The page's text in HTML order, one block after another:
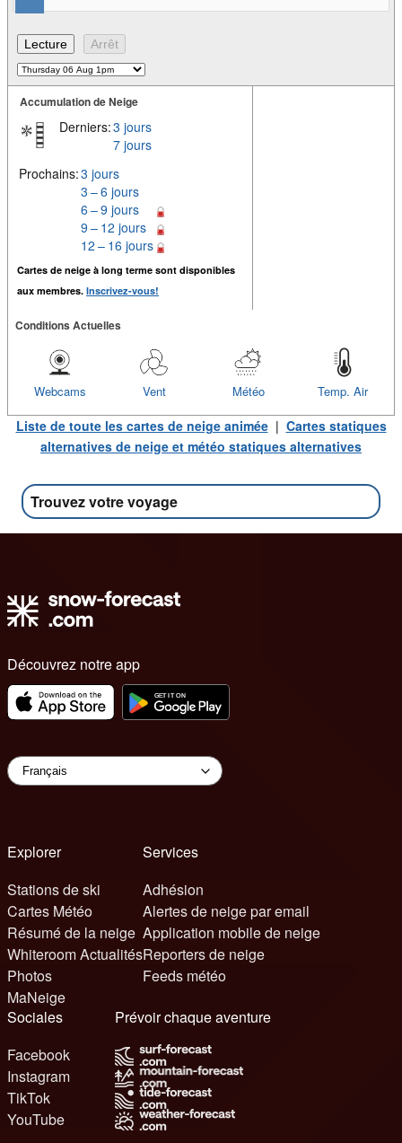
Accumulation de Neige
Derniers:3 jours
7 jours
Prochains:3 jours
3 – 6 jours
6 – 9 jours
9 – 12 jours
12 – 16 jours
Cartes de neige à long terme sont disponibles
aux membres. Inscrivez-vous!
Conditions Actuelles
Temp. Air
Météo
Vent
Webcams
Liste de toute les cartes de neige animée| Cartes statiques
alternatives de neige et météo statiques alternatives
Trouvez votre voyage
Découvrez notre app
Explorer
Stations de ski
Cartes Météo
Résumé de la neige
Whiteroom Actualités
Photos
MaNeige
Services
Adhésion
Alertes de neige par email
Application mobile de neige
Reporters de neige
Feeds météo
Sociales
Facebook
Instagram
TikTok
YouTube
Prévoir chaque aventure